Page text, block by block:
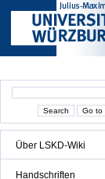
Über LSKD-Wiki
Handschriften